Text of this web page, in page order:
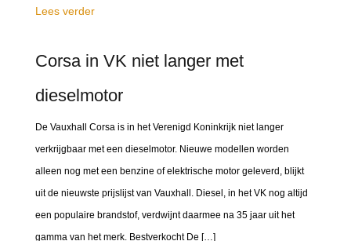
Lees verder
Corsa in VK niet langer met
dieselmotor
De Vauxhall Corsa is in het Verenigd Koninkrijk niet langer
verkrijgbaar met een dieselmotor. Nieuwe modellen worden
alleen nog met een benzine of elektrische motor geleverd, blijkt
uit de nieuwste prijslijst van Vauxhall. Diesel, in het VK nog altijd
een populaire brandstof, verdwijnt daarmee na 35 jaar uit het
gamma van het merk. Bestverkocht De […]